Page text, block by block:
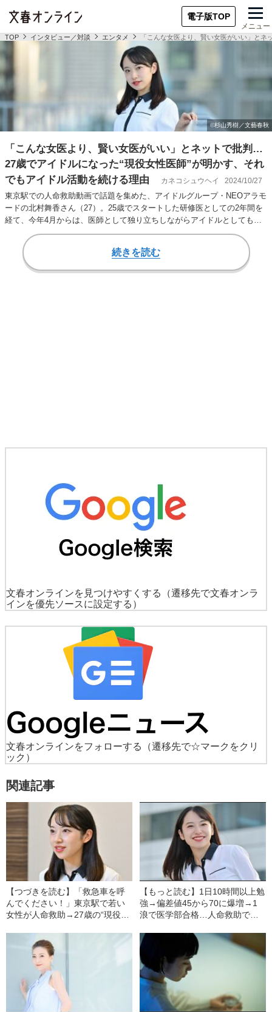
電子版TOP
メニュー
TOP インタビュー／対談 エンタメ 「こんな女医より、賢い女医がいい」と
「こんな女医より、賢い女医がいい」とネットで批判…
27歳でアイドルになった“現役女性医師”が明かす、それ
でもアイドル活動を続ける理由
カネコシュウヘイ 2024/10/27
東京駅での人命救助動画で話題を集めた、アイドルグループ・NEOアラモ
ードの北村舞香さん（27）。25歳でスタートした研修医としての2年間を
経て、今年4月からは、医師として独り立ちしながらアイドルとしても活
躍する。 …
続きを読む
文春オンラインを見つけやすくする
（遷移先で文春オンラ
インを優先ソースに設定する）
文春オンラインをフォローする
（遷移先で☆マークをクリ
ック）
関連記事
【つづきを読む】「救急車を呼
んでください！」東京駅で若い
女性が人命救助→27歳の“現役医
す“緊迫した現場”の知られざる裏
【もっと読む】1日10時間以上勉
強→偏差値45から70に爆増→1
浪で医学部合格…人命救助で話
が語る、夢を諦められなかった
学生時代